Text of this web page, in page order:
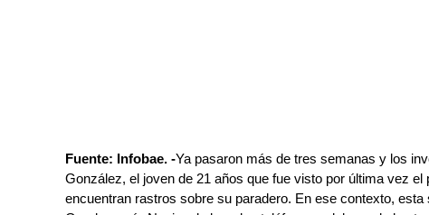
Fuente: Infobae. -Ya pasaron más de tres semanas y los
González, el joven de 21 años que fue visto por última vez
encuentran rastros sobre su paradero. En ese contexto,